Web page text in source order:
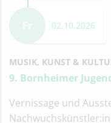
Fr 02.10.2026
MUSIK, KUNST &
9. Bornheimer
Vernissage und